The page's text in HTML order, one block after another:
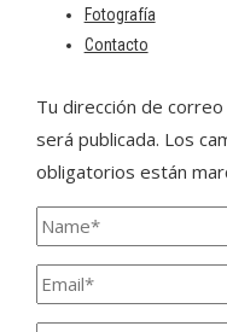
Fotografía
Contacto
Deja una
Tu dirección de
será publicada. Los
obligatorios están